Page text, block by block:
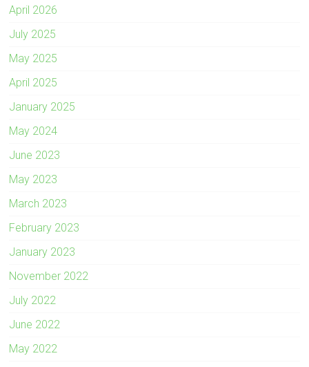
April 2026
July 2025
May 2025
April 2025
January 2025
May 2024
June 2023
May 2023
March 2023
February 2023
January 2023
November 2022
July 2022
June 2022
May 2022